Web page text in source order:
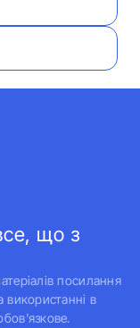
що з
посилання
в